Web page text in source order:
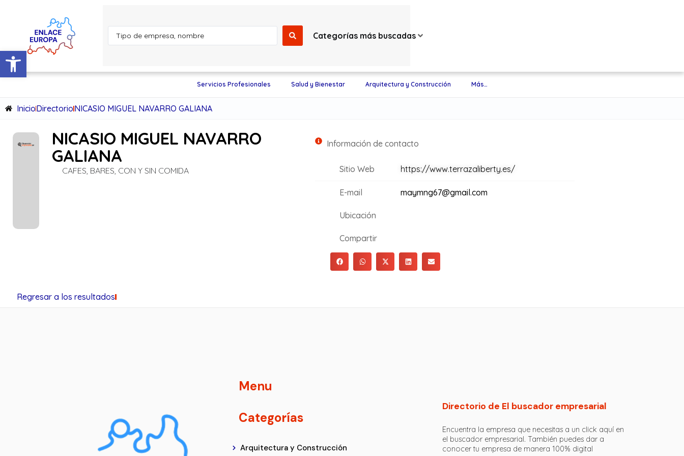
Abrir barra de herramientas
Categorías más buscadas
Servicios Profesionales Salud y Bienestar Arquitectura y Construcción Más…
InicioDirectorioNICASIO MIGUEL NAVARRO GALIANA
NICASIO MIGUEL NAVARRO
GALIANA
CAFES, BARES, CON Y SIN COMIDA
Información de contacto
Sitio Web https://www.terrazaliberty.es/
E-mail maymng67@gmail.com
Ubicación
Compartir
Regresar a los resultados
Menu
Categorías
Arquitectura y Construcción
Directorio de El buscador empresarial
Encuentra la empresa que necesitas a un click aquí en
el buscador empresarial. También puedes dar a
conocer tu empresa de manera 100% digital